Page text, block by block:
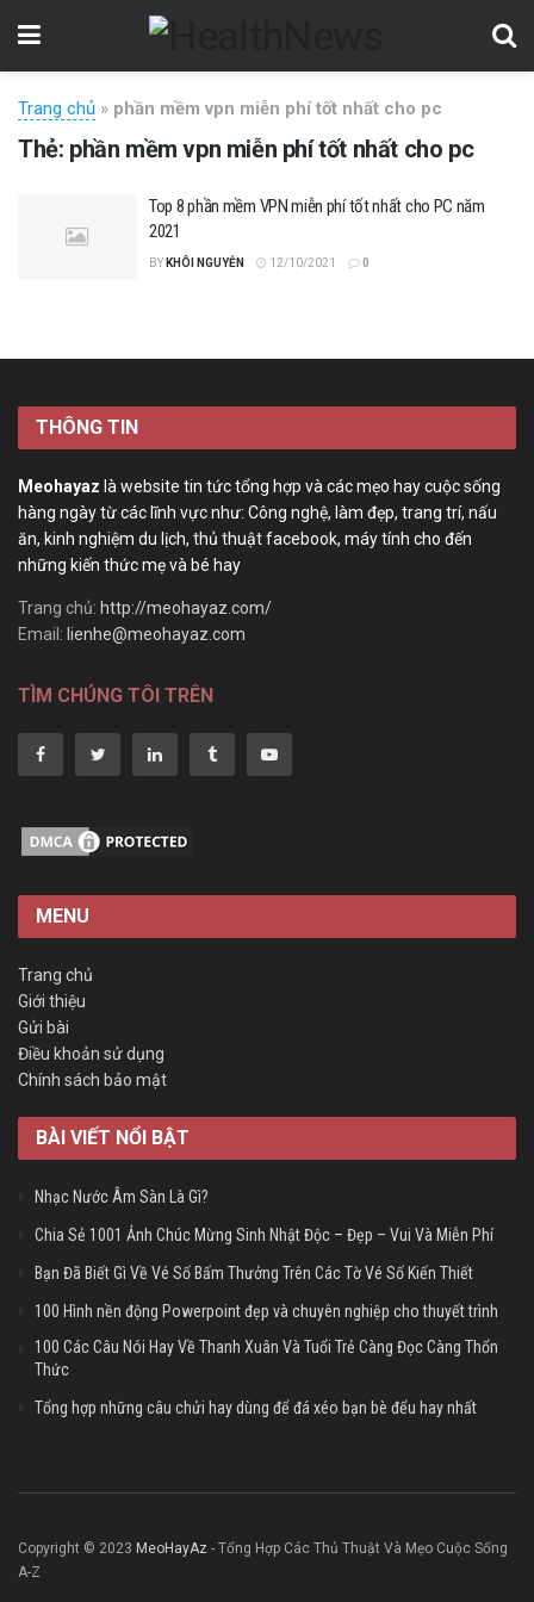
Trang chủ » phần mềm vpn miễn phí tốt nhất cho pc
Thẻ: phần mềm vpn miễn phí tốt nhất cho pc
Top 8 phần mềm VPN miễn phí tốt nhất cho PC năm
2021
BY KHÔI NGUYỄN 12/10/2021 0
THÔNG TIN
Meohayaz là website tin tức tổng hợp và các mẹo hay cuộc sống
hàng ngày từ các lĩnh vực như: Công nghệ, làm đẹp, trang trí, nấu
ăn, kinh nghiệm du lịch, thủ thuật facebook, máy tính cho đến
những kiến thức mẹ và bé hay
Trang chủ: http://meohayaz.com/
Email: lienhe@meohayaz.com
TÌM CHÚNG TÔI TRÊN
MENU
Trang chủ
Giới thiệu
Gửi bài
Điều khoản sử dụng
Chính sách bảo mật
BÀI VIẾT NỔI BẬT
Nhạc Nước Âm Sàn Là Gì?
Chia Sẻ 1001 Ảnh Chúc Mừng Sinh Nhật Độc – Đẹp – Vui Và Miễn Phí
Bạn Đã Biết Gì Về Vé Số Bấm Thưởng Trên Các Tờ Vé Số Kiến Thiết
100 Hình nền động Powerpoint đẹp và chuyên nghiệp cho thuyết trình
100 Các Câu Nói Hay Về Thanh Xuân Và Tuổi Trẻ Càng Đọc Càng Thổn
Thức
Tổng hợp những câu chửi hay dùng để đá xéo bạn bè đểu hay nhất
Copyright © 2023 MeoHayAz - Tổng Hợp Các Thủ Thuật Và Mẹo Cuộc Sống
A-Z